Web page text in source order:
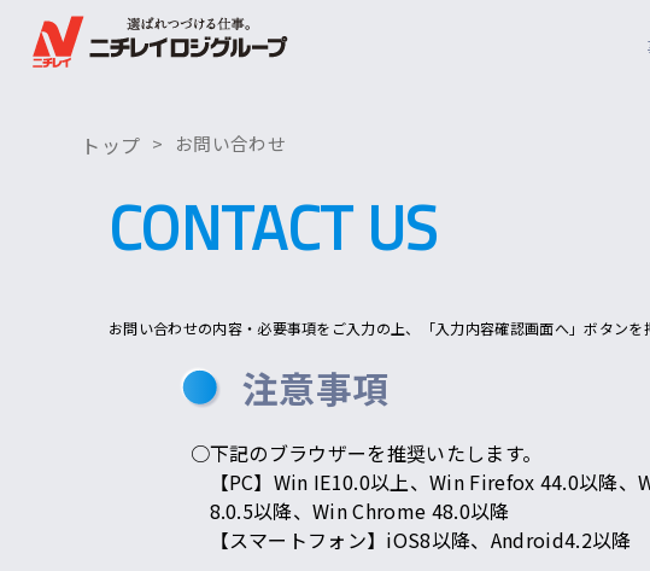
トップ お問い合わせ
CONTACT US
お問い合わせの内容・必要事項をご入力の上、「入力内容確認画面へ」ボタンを
注意事項
下記のブラウザーを推奨いたします。
【PC】Win IE10.0以上、Win Firefox 44.0以降
8.0.5以降、Win Chrome 48.0以降
【スマートフォン】iOS8以降、Android4.2以降